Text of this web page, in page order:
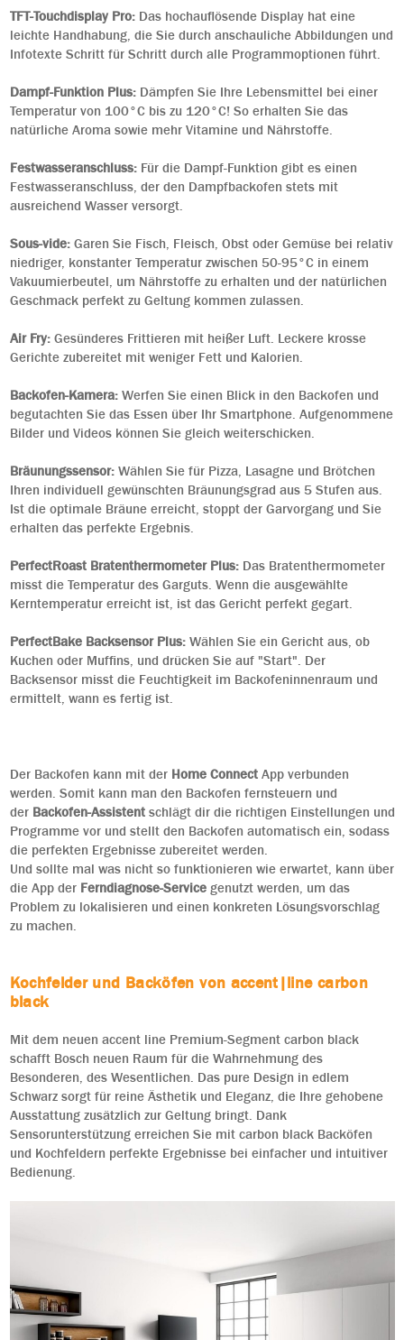
TFT-Touchdisplay Pro:Das hochauflösende Display hat eine
leichte Handhabung, die Sie durch anschauliche Abbildungen und
Infotexte Schritt für Schritt durch alle Programmoptionen führt.
Dampf-Funktion Plus:Dämpfen Sie Ihre Lebensmittel bei einer
Temperatur von 100°C bis zu 120°C! So erhalten Sie das
natürliche Aroma sowie mehr Vitamine und Nährstoffe.
Festwasseranschluss:Für die Dampf-Funktion gibt es einen
Festwasseranschluss, der den Dampfbackofen stets mit
ausreichend Wasser versorgt.
Sous-vide:Garen Sie Fisch, Fleisch, Obst oder Gemüse bei relativ
niedriger, konstanter Temperatur zwischen 50-95°C in einem
Vakuumierbeutel, um Nährstoffe zu erhalten und der natürlichen
Geschmack perfekt zu Geltung kommen zulassen.
Air Fry:Gesünderes Frittieren mit heißer Luft. Leckere krosse
Gerichte zubereitet mit weniger Fett und Kalorien.
Backofen-Kamera:Werfen Sie einen Blick in den Backofen und
begutachten Sie das Essen über Ihr Smartphone. Aufgenommene
Bilder und Videos können Sie gleich weiterschicken.
Bräunungssensor:Wählen Sie für Pizza, Lasagne und Brötchen
Ihren individuell gewünschten Bräunungsgrad aus 5 Stufen aus.
Ist die optimale Bräune erreicht, stoppt der Garvorgang und Sie
erhalten das perfekte Ergebnis.
PerfectRoast Bratenthermometer Plus:Das Bratenthermometer
misst die Temperatur des Garguts. Wenn die ausgewählte
Kerntemperatur erreicht ist, ist das Gericht perfekt gegart.
PerfectBake Backsensor Plus:Wählen Sie ein Gericht aus, ob
Kuchen oder Muffins, und drücken Sie auf "Start". Der
Backsensor misst die Feuchtigkeit im Backofeninnenraum und
ermittelt, wann es fertig ist.
Der Backofen kann mit der Home ConnectApp verbunden
werden. Somit kann man den Backofen fernsteuern und
der Backofen-Assistentschlägt dir die richtigen Einstellungen und
Programme vor und stellt den Backofen automatisch ein, sodass
die perfekten Ergebnisse zubereitet werden.
Und sollte mal was nicht so funktionieren wie erwartet, kann über
die App der Ferndiagnose-Servicegenutzt werden, um das
Problem zu lokalisieren und einen konkreten Lösungsvorschlag
zu machen.
Kochfelder und Backöfen von accent|line carbon
black
Mit dem neuen accent line Premium-Segment carbon black
schafft Bosch neuen Raum für die Wahrnehmung des
Besonderen, des Wesentlichen. Das pure Design in edlem
Schwarz sorgt für reine Ästhetik und Eleganz, die Ihre gehobene
Ausstattung zusätzlich zur Geltung bringt. Dank
Sensorunterstützung erreichen Sie mit carbon black Backöfen
und Kochfeldern perfekte Ergebnisse bei einfacher und intuitiver
Bedienung.